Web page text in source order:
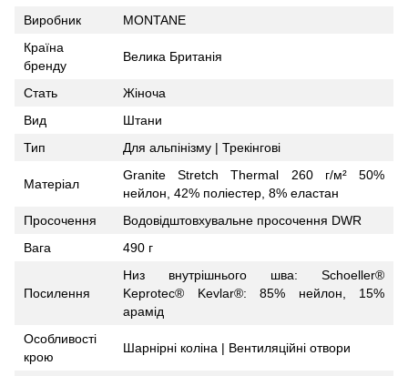
Виробник
MONTANE
Країна
бренду
Велика Британія
Стать
Жіноча
Вид
Штани
Тип
Для альпінізму | Трекінгові
Матеріал
Granite Stretch Thermal 260 г/м² 50%
нейлон, 42% поліестер, 8% еластан
Просочення
Водовідштовхувальне просочення DWR
Вага
490 г
Посилення
Низ внутрішнього шва: Schoeller®
Keprotec® Kevlar®: 85% нейлон, 15%
арамід
Особливості
крою
Шарнірні коліна | Вентиляційні отвори